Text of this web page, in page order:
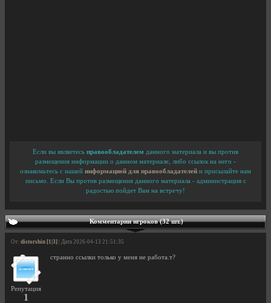
Если вы являетесь правообладателем данного материала и вы против
размещения информации о данном материале, либо ссылок на него -
ознакомьтесь с нашей информацией для правообладателей и присылайте нам
письмо. Если Вы против размещения данного материала - администрация с
радостью пойдет Вам на встречу!
Комментарии игроков (32 шт.)
От: distorshin [1|3] | Дата 2026-04-13 21:51:35
Репутация
1
странно ссылки только у меня не работа.т?